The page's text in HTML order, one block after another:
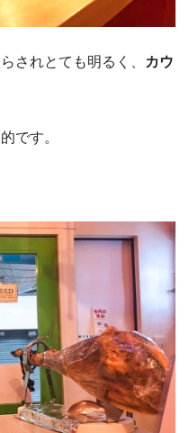
されとても明るく、
カウ
です。